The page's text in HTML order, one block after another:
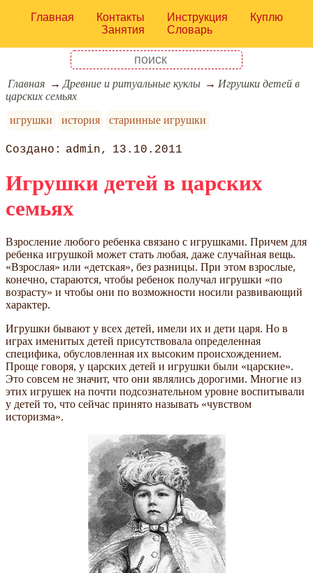
Главная Контакты Инструкция
Куплю
Занятия
Словарь
Главная Древние и ритуальные куклы
Игрушки детей в
царских семьях
игрушки
история старинные игрушки
admin 13.10.2011
Игрушки детей в царских
семьях
Взросление любого ребенка связано с игрушками. Причем для
ребенка игрушкой может стать любая, даже случайная вещь.
«Взрослая» или «детская», без разницы. При этом взрослые,
конечно, стараются, чтобы ребенок получал игрушки «по
возрасту» и чтобы они по возможности носили развивающий
характер.
Игрушки бывают у всех детей, имели их и дети царя. Но в
играх именитых детей присутствовала определенная
специфика, обусловленная их высоким происхождением.
Проще говоря, у царских детей и игрушки были «царские».
Это совсем не значит, что они являлись дорогими. Многие из
этих игрушек на почти подсознательном уровне воспитывали
у детей то, что сейчас принято называть «чувством
историзма».